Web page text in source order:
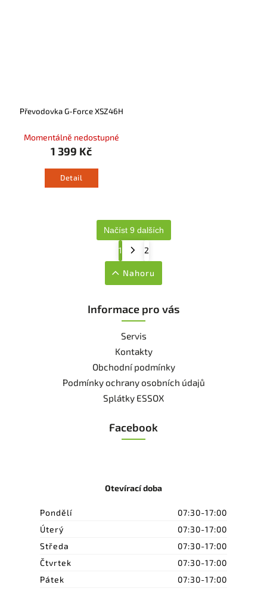
Převodovka G-Force XSZ46H
Momentálně nedostupné
1 399 Kč
Detail
Načíst 9 dalších
1 2
Nahoru
Informace pro vás
Servis
Kontakty
Obchodní podmínky
Podmínky ochrany osobních údajů
Splátky ESSOX
Facebook
Otevírací doba
Pondělí
07:30-17:00
Úterý
07:30-17:00
Středa
07:30-17:00
Čtvrtek
07:30-17:00
Pátek
07:30-17:00